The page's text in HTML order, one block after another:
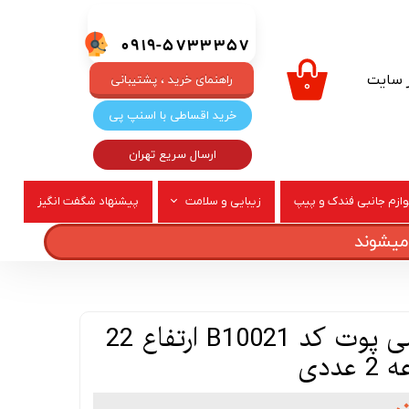
0919-5733357
سایت
جانبی فندک و پیپ زیبایی و سلامت پیشنهاد شگفت انگیز
۰
خرید اقساطی با اسنپ پی
ارسال سریع تهران
راهنمای خرید ، پشتیبانی
عروسک طرح لی لی پوت کد B10021 ارتفاع 22